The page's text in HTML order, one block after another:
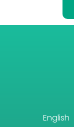
English